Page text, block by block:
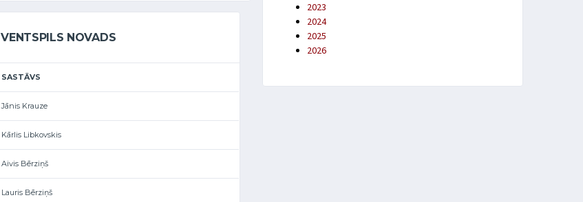
VENTSPILS NOVADS
SASTĀVS
Jānis Krauze
Kārlis Libkovskis
Aivis Bērziņš
Lauris Bērziņš
2023
2024
2025
2026